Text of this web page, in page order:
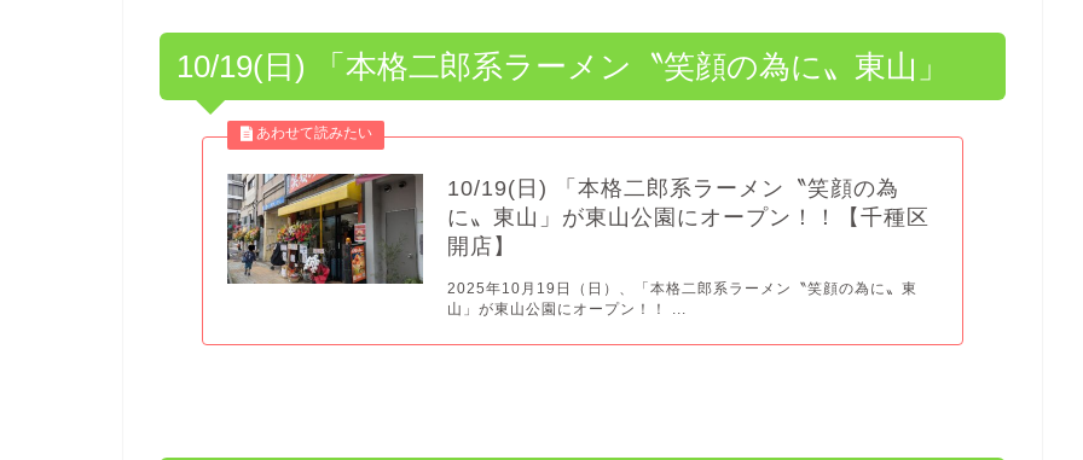
10/19(日) 「本格二郎系ラーメン〝笑顔の為に〟東山」
10/19(日) 「本格二郎系ラーメン〝笑顔の為
に〟東山」が東山公園にオープン！！【千種区
開店】
2025年10月19日（日）、「本格二郎系ラーメン〝笑顔の為に〟東
山」が東山公園にオープン！！ ...